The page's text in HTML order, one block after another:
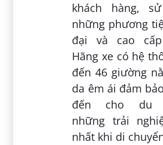
khách hàng,
những phương
đại và cao
Hãng xe có hệ
đến 46 giường
da êm ái đảm
đến cho du
những trải
nhất khi di